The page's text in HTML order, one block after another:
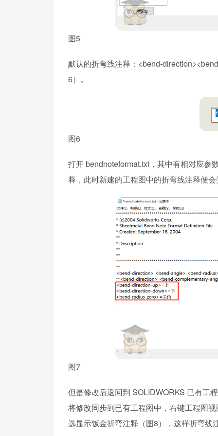
图5
默认的折弯线注释：<bend-
6）。
图6
打开 bendnoteformat.txt，其中有相对应参
释，此时新建的工程图中的折弯线注释便
图7
但是修改后返回到 SOLIDWORKS 已有工
将修改同步到已有工程图中，右键工程图
选显示钣金折弯注释（图8），这样折弯线